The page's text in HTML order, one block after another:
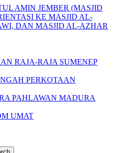
AMIN JEMBER (MASJID
KE MASJID AL-
DAN MASJID AL-AZHAR
RAJA-RAJA SUMENEP
PERKOTAAN
PAHLAWAN MADURA
UMAT